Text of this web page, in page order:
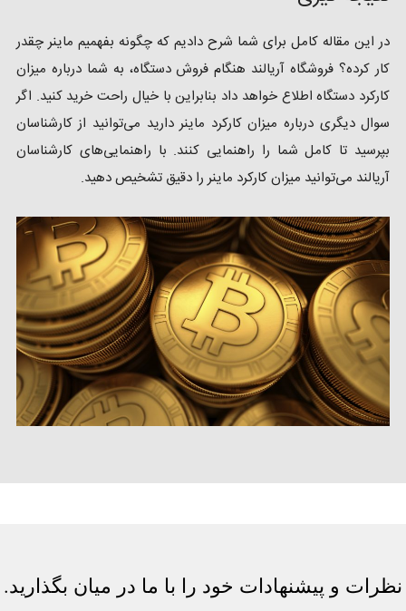
در این مقاله کامل برای شما شرح دادیم که چگونه بفهمیم ماینر چقدر
کار کرده؟ فروشگاه آریالند هنگام فروش دستگاه، به شما درباره میزان
کارکرد دستگاه اطلاع خواهد داد بنابراین با خیال راحت خرید کنید. اگر
سوال دیگری درباره میزان کارکرد ماینر دارید می‌توانید از کارشناسان
بپرسید تا کامل شما را راهنمایی کنند. با راهنمایی‌های کارشناسان
آریالند می‌توانید میزان کارکرد ماینر را دقیق تشخیص دهید.
نظرات و پیشنهادات خود را با ما در میان بگذارید.